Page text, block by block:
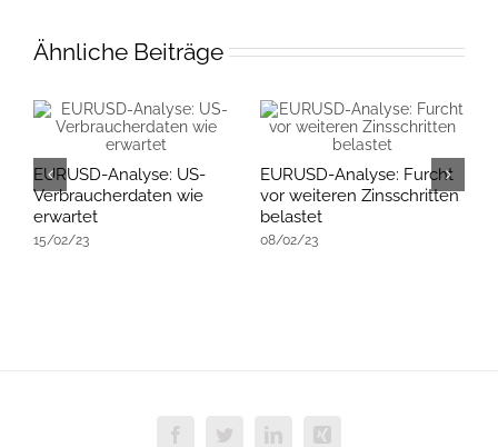
Ähnliche Beiträge
EURUSD-Analyse: US-
Verbraucherdaten wie
erwartet
15/02/23
EURUSD-Analyse: Furcht
vor weiteren Zinsschritten
belastet
08/02/23
FacebookTwitterLinkedInXing